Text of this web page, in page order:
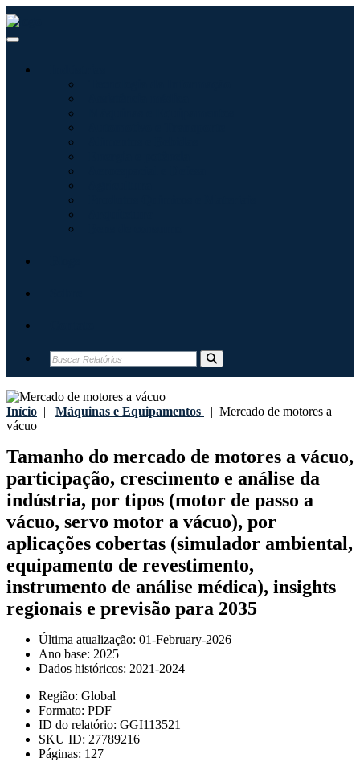
Início | Máquinas e Equipamentos | Mercado de motores a
vácuo
Tamanho do mercado de motores a vácuo,
participação, crescimento e análise da
indústria, por tipos (motor de passo a
vácuo, servo motor a vácuo), por
aplicações cobertas (simulador ambiental,
equipamento de revestimento,
instrumento de análise médica), insights
regionais e previsão para 2035
Última atualização: 01-February-2026
Ano base: 2025
Dados históricos: 2021-2024
Região: Global
Formato: PDF
ID do relatório: GGI113521
SKU ID: 27789216
Páginas: 127